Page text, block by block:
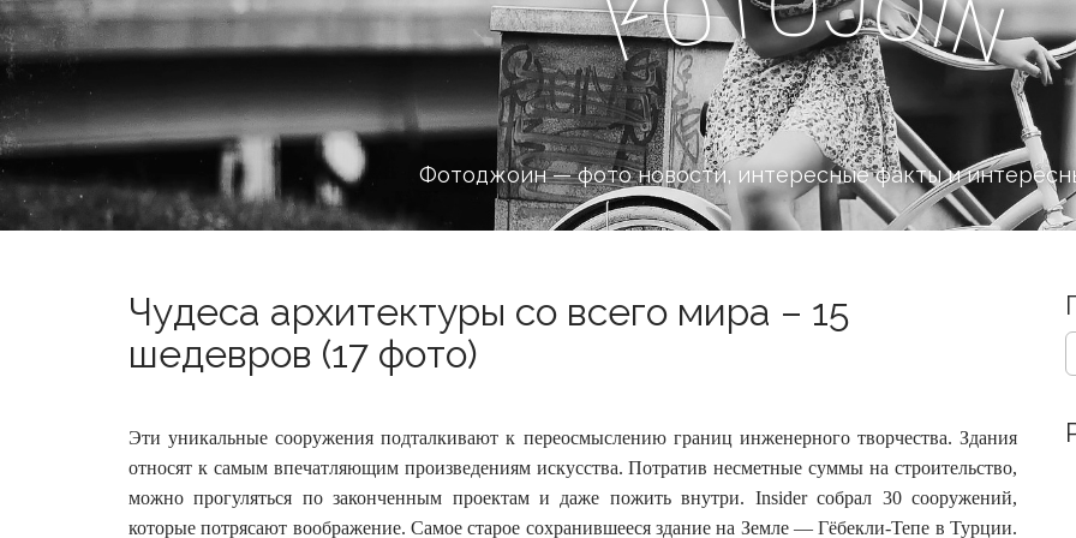
F n
Фотоджоин — фото новости, интересные факты и
Чудеса архитектуры со всего мира – 15
шедевров (17 фото)
Эти уникальные сооружения подталкивают к переосмыслению границ инженерного творчества. Здания
относят к самым впечатляющим произведениям искусства. Потратив несметные суммы на строительство,
можно прогуляться по законченным проектам и даже пожить внутри. Insider собрал 30 сооружений,
которые потрясают воображение. Самое старое сохранившееся здание на Земле — Гёбекли-Тепе в Турции.
S
e
c